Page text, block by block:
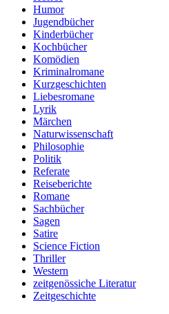
Humor
Jugendbücher
Kinderbücher
Kochbücher
Komödien
Kriminalromane
Kurzgeschichten
Liebesromane
Lyrik
Märchen
Naturwissenschaft
Philosophie
Politik
Referate
Reiseberichte
Romane
Sachbücher
Sagen
Satire
Science Fiction
Thriller
Western
zeitgenössiche Literatur
Zeitgeschichte